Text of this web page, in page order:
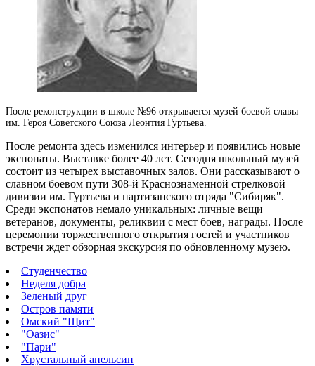
После реконструкции в школе №96 открывается музей боевой славы
им. Героя Советского Союза Леонтия Гуртьева.
После ремонта здесь изменился интерьер и появились новые
экспонаты. Выставке более 40 лет. Сегодня школьный музей
состоит из четырех выставочных залов. Они рассказывают о
славном боевом пути 308-й Краснознаменной стрелковой
дивизии им. Гуртьева и партизанского отряда "Сибиряк".
Среди экспонатов немало уникальных: личные вещи
ветеранов, документы, реликвии с мест боев, награды. После
церемонии торжественного открытия гостей и участников
встречи ждет обзорная экскурсия по обновленному музею.
Студенчество
Неделя добра
Зеленый друг
Остров памяти
Омский "Щит"
"Оазис"
"Пари"
Хрустальный апельсин